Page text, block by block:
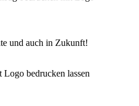
und auch in Zukunft!